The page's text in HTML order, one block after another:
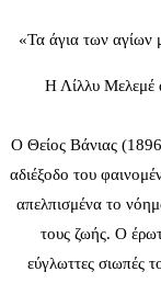
«Τα άγια των αγίων
Η Λίλλυ Μελεμέ
Ο Θείος Βάνιας
αδιέξοδο του
απελπισμένα το
τους ζωής. Ο
εύγλωττες σιωπές